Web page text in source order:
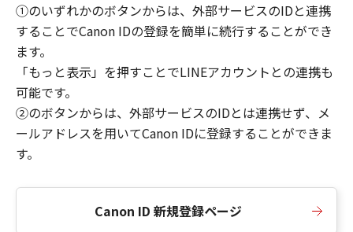
①のいずれかのボタンからは、外部サービスのIDと連携
することでCanon IDの登録を簡単に続行することができ
ます。
「もっと表示」を押すことでLINEアカウントとの連携も
可能です。
②のボタンからは、外部サービスのIDとは連携せず、メ
ールアドレスを用いてCanon IDに登録することができま
す。
Canon ID 新規登録ページ